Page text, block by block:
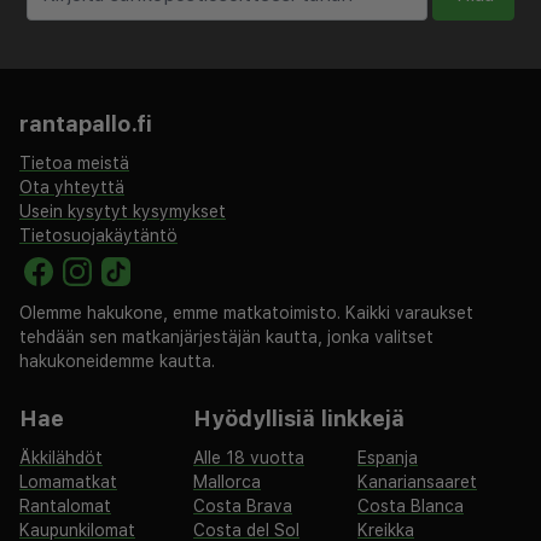
Linaten lentokenttä (LIN) - 21,2 km / 13,2 mi
km / 32,9 mi
Bergamo Orio al Serio Airport (BGY) - 46,6 km /
Majoituspaikan ensisijainen lentokenttä on Linaten
lentokenttä (LIN).
Käytössäsi on ilmainen kiinteä internetyhteys,
business center ja ilmaiset sanomalehdet aulassa. Tämä
hotelli tarjoaa liikeasiakkailleen 2 kokoushuonetta.
Palveluihin kuuluu maksullinen omatoiminen pysäköinti.
hotellin palveluihin kuuluu muun muassa ilmainen
langaton internetyhteys, concierge-palvelut ja
televisio yleisissä tiloissa. Bressorì palvelee hotellin
asiakkaita, ja halutessasi voit myös hyödyntää
rantapallo.fi
Tietoa meistä
Ota yhteyttä
Usein kysytyt kysymykset
Tietosuojakäytäntö
Olemme hakukone, emme matkatoimisto. Kaikki varaukset
tehdään sen matkanjärjestäjän kautta, jonka valitset
hakukoneidemme kautta.
Hae
Äkkilähdöt
Lomamatkat
Rantalomat
Kaupunkilomat
Hyödyllisiä linkkejä
Alle 18 vuotta
Espanja
Mallorca
Kanariansaaret
Costa Brava
Costa Blanca
Costa del Sol
Kreikka